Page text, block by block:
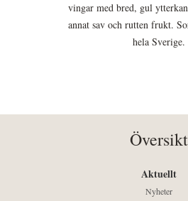
vingar med bred, gul
annat sav och rutten frukt.
hela Sverige.
Översikt
Aktuellt
Nyheter